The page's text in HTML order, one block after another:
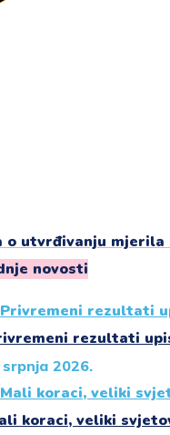
o utvrđivanju
novosti
rezultati
srpnja 2026.
koraci, veliki